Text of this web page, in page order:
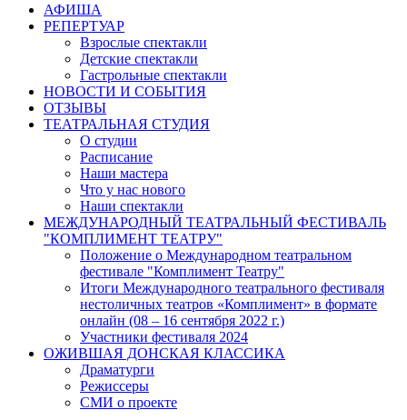
АФИША
РЕПЕРТУАР
Взрослые спектакли
Детские спектакли
Гастрольные спектакли
НОВОСТИ И СОБЫТИЯ
ОТЗЫВЫ
ТЕАТРАЛЬНАЯ СТУДИЯ
О студии
Расписание
Наши мастера
Что у нас нового
Наши спектакли
МЕЖДУНАРОДНЫЙ ТЕАТРАЛЬНЫЙ ФЕСТИВАЛЬ
"КОМПЛИМЕНТ ТЕАТРУ"
Положение о Международном театральном
фестивале "Комплимент Театру"
Итоги Международного театрального фестиваля
нестоличных театров «Комплимент» в формате
онлайн (08 – 16 сентября 2022 г.)
Участники фестиваля 2024
ОЖИВШАЯ ДОНСКАЯ КЛАССИКА
Драматурги
Режиссеры
СМИ о проекте